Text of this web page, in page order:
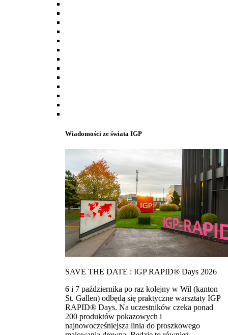
Wiadomości ze świata IGP
SAVE THE DATE : IGP RAPID® Days 2026
6 i 7 października po raz kolejny w Wil (kanton
St. Gallen) odbędą się praktyczne warsztaty IGP
RAPID® Days. Na uczestników czeka ponad
200 produktów pokazowych i
najnowocześniejsza linia do proszkowego